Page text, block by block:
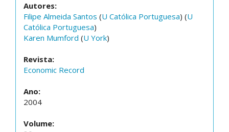
Autores:
Filipe Almeida Santos (U Católica Portuguesa) (U
Católica Portuguesa)
Karen Mumford (U York)
Revista:
Economic Record
Ano:
2004
Volume: